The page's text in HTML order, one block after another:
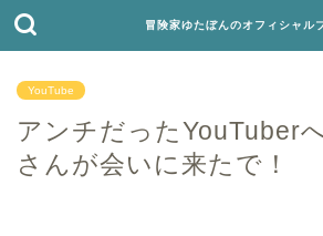
冒険家ゆたぼんのオフィシャル
YouTube
アンチだったYouTuber
さんが会いに来たで！